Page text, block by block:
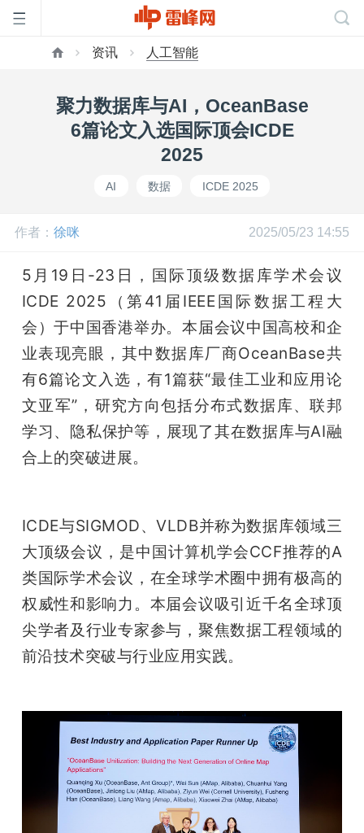
网
课
活
中
心
GAIR
题
爱
资讯 人工智能
聚力数据库与AI，OceanBase
6篇论文入选国际顶会ICDE
2025
AI 数据 ICDE 2025
作者： 徐咪 2025/05/23 14:55
5月19日-23日，国际顶级数据库学术会议
ICDE 2025（第41届IEEE国际数据工程大
会）于中国香港举办。本届会议中国高校和企
业表现亮眼，其中数据库厂商OceanBase共
有6篇论文入选，有1篇获“最佳工业和应用论
文亚军”，研究方向包括分布式数据库、联邦
学习、隐私保护等，展现了其在数据库与AI融
合上的突破进展。
ICDE与SIGMOD、VLDB并称为数据库领域三
大顶级会议，是中国计算机学会CCF推荐的A
类国际学术会议，在全球学术圈中拥有极高的
权威性和影响力。本届会议吸引近千名全球顶
尖学者及行业专家参与，聚焦数据工程领域的
前沿技术突破与行业应用实践。